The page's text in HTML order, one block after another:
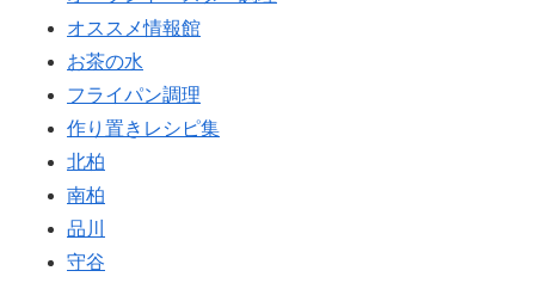
オススメ情報館
お茶の水
フライパン調理
作り置きレシピ集
北柏
南柏
品川
守谷